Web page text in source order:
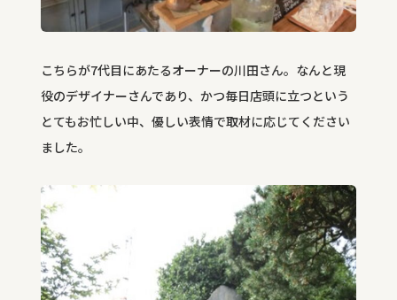
こちらが7代目にあたるオーナーの川田さん。なんと現
役のデザイナーさんであり、かつ毎日店頭に立つという
とてもお忙しい中、優しい表情で取材に応じてください
ました。